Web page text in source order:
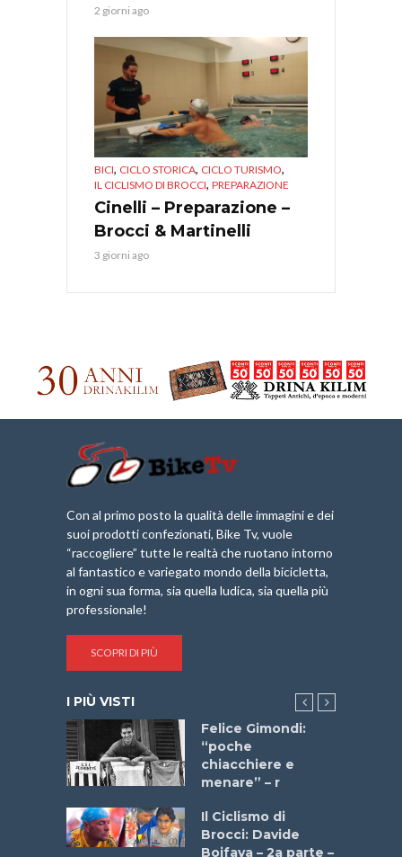
2 giorni ago
BICI, CICLO STORICA, CICLO TURISMO,
IL CICLISMO DI BROCCI, PREPARAZIONE
Cinelli – Preparazione –
Brocci & Martinelli
3 giorni ago
Con al primo posto la qualità delle immagini e dei
suoi prodotti confezionati, Bike Tv, vuole
“raccogliere” tutte le realtà che ruotano intorno
al fantastico e variegato mondo della bicicletta,
in ogni sua forma, sia quella ludica, sia quella più
professionale!
SCOPRI DI PIÙ
I PIÙ VISTI
Felice Gimondi:
“poche
chiacchiere e
menare” – r
Il Ciclismo di
Brocci: Davide
Boifava – 2a parte –